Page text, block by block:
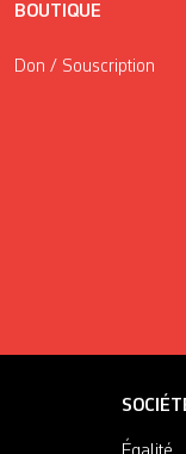
BOUTIQUE
Don / Souscription